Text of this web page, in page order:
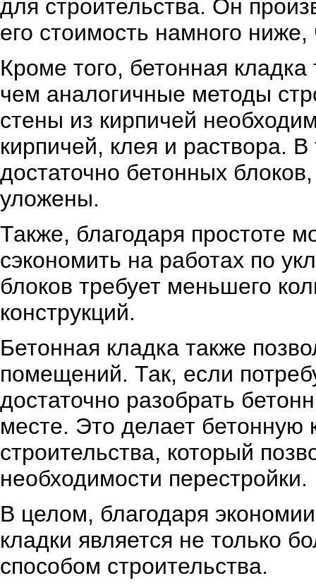
для строительства. Он
его стоимость намного
Кроме того, бетонная
чем аналогичные методы
стены из кирпичей
кирпичей, клея и раствора.
достаточно бетонных
уложены.
Также, благодаря простоте
сэкономить на работах по
блоков требует меньшего
конструкций.
Бетонная кладка также
помещений. Так, если
достаточно разобрать
месте. Это делает бетонную
строительства, который
необходимости перестройки.
В целом, благодаря
кладки является не только
способом строительства.